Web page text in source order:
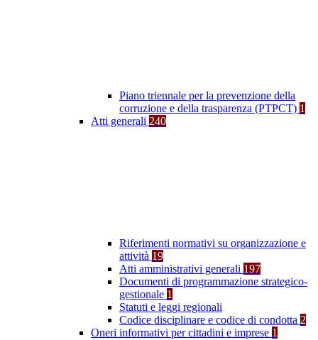
Piano triennale per la prevenzione della
corruzione e della trasparenza (PTPCT) 1
Atti generali 240
Riferimenti normativi su organizzazione e
attività 19
Atti amministrativi generali 197
Documenti di programmazione strategico-
gestionale 1
Statuti e leggi regionali
Codice disciplinare e codice di condotta 2
Oneri informativi per cittadini e imprese 1